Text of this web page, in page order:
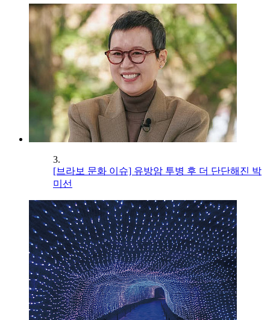
3.
[브라보 문화 이슈] 유방암 투병 후 더 단단해진 박
미선